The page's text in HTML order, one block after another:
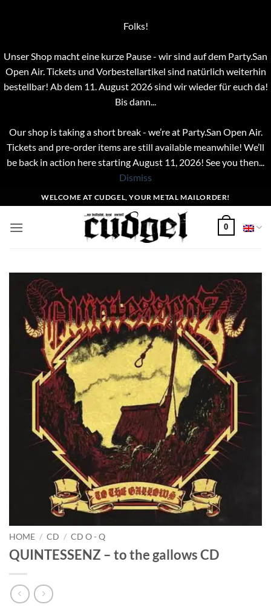
Folks!
Unser Shop macht eine kurze Pause - wir sind auf dem Party.San
Open Air. Tickets und Vorbestellartikel sind natürlich weiterhin
bestellbar! Ab dem 11. August 2026 sind wir wieder für euch da!
Bis dann...
Our shop is taking a short break - we’re at Party.San Open Air.
Tickets and pre-order items are still available meanwhile! We’ll
be back in action here starting August 11, 2026! See you then...
Dismiss
to
content
WELCOME AT CUDGEL, YOUR METAL MAILORDER!
0
HOME / CD / CD O - Q
QUINTESSENZ – to the gallows CD